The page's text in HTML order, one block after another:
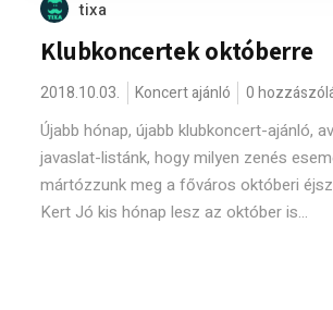
tixa
Klubkoncertek októberre
2018.10.03. Koncert ajánló 0
Újabb hónap, újabb klubkoncert-ajánló,
javaslat-listánk, hogy milyen zenés
mártózzunk meg a főváros októberi
Kert Jó kis hónap lesz az október is...